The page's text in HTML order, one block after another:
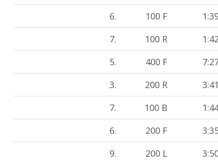
6. 100 F
7.
100 R
5.
400 F
3.
200 R
7.
100 B
6.
200 F
9.
200 L